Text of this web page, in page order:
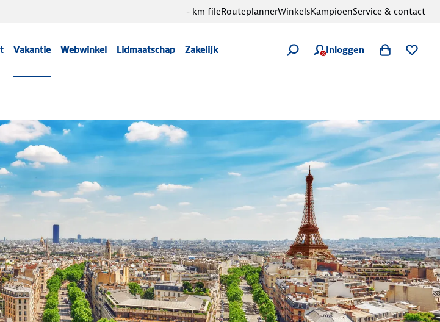
Vakantie Webwinkel Lidmaatschap Zakelijk Inloggen
- km fileRouteplannerWinkelsKampioenService & contact